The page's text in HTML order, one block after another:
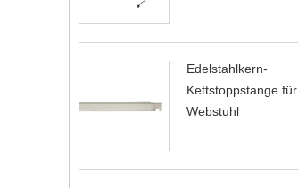
Edelstahlkern-
Kettstoppstange für
Webstuhl